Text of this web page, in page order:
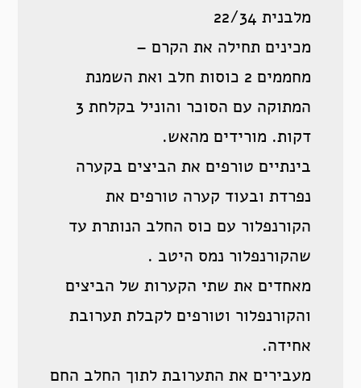
מלבנית 22/34
מכינים תחילה את הקרם –
מחממים 2 כוסות חלב ואת השמנת
המתוקה עם הסוכר והוניל בקלחת 3
דקות. מורידים מהאש.
בינתיים טורפים את הביצים בקערה
נפרדת ובעוד קערה טורפים את
הקורנפלור עם כוס החלב הנותרת עד
שהקורנפלור נמס היטב .
מאחדים את שתי הקערות של הביצים
והקורנפלור וטורפים לקבלת תערובת
אחידה.
מעבירים את התערובת לתוך החלב החם